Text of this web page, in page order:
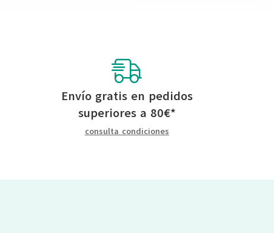
Envío gratis en pedidos
superiores a 80€*
consulta condiciones